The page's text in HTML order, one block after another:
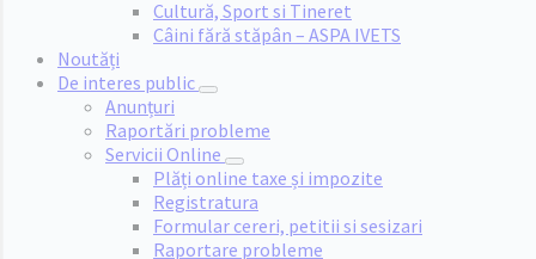
Cultură, Sport si Tineret
Câini fără stăpân – ASPA IVETS
Noutăți
De interes public
Anunțuri
Raportări probleme
Servicii Online
Plăți online taxe și impozite
Registratura
Formular cereri, petitii si sesizari
Raportare probleme